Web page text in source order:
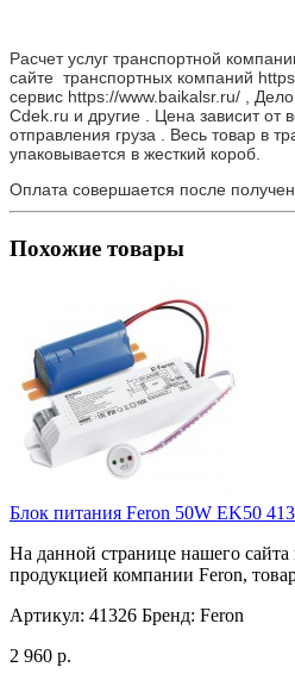
Расчет услуг транспортной
сайте транспортных компаний
сервис https://www.baikalsr.ru/ ,
Cdek.ru и другие . Цена зависит от
отправления груза . Весь товар в
упаковывается в жесткий короб.
Оплата совершается после
Похожие товары
Блок питания Feron 50W EK50
На данной странице нашего
продукцией компании Feron,
Артикул: 41326 Бренд: Feron
2 960 р.